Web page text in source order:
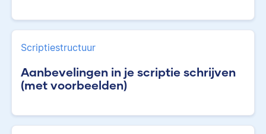
Scriptiestructuur
Aanbevelingen in je scriptie schrijven
(met voorbeelden)